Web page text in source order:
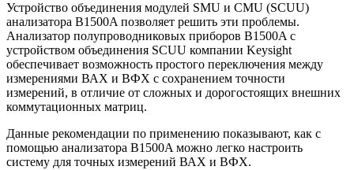
Устройство объединения модулей SMU и CMU (SCUU)
анализатора B1500A позволяет решить эти проблемы.
Анализатор полупроводниковых приборов B1500A с
устройством объединения SCUU компании Keysight
обеспечивает возможность простого переключения между
измерениями ВАХ и ВФХ с сохранением точности
измерений, в отличие от сложных и дорогостоящих внешних
коммутационных матриц.
Данные рекомендации по применению показывают, как с
помощью анализатора B1500A можно легко настроить
систему для точных измерений ВАХ и ВФХ.